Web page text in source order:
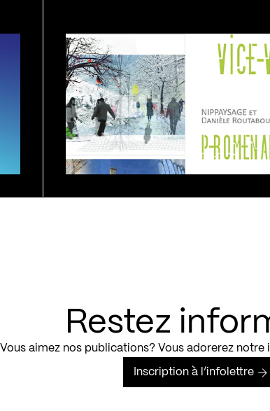
Restez
Vous aimez nos publications? Vous adorerez
Inscription à l’infolettre